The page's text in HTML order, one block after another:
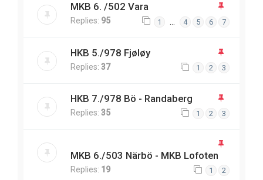
MKB 6. /502 Vara
Replies: 95 1 4 5 6 7
HKB 5./978 Fjøløy
Replies: 37 1 2 3
HKB 7./978 Bö - Randaberg
Replies: 35 1 2 3
MKB 6./503 Närbö - MKB Lofoten
Replies: 19 1 2